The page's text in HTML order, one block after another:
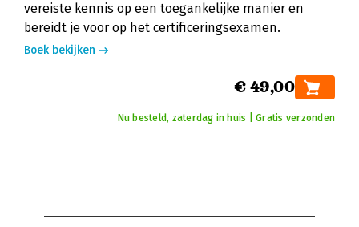
vereiste kennis op een toegankelijke manier en
bereidt je voor op het certificeringsexamen.
Boek bekijken
€ 49,00
Nu besteld, zaterdag in huis | Gratis verzonden